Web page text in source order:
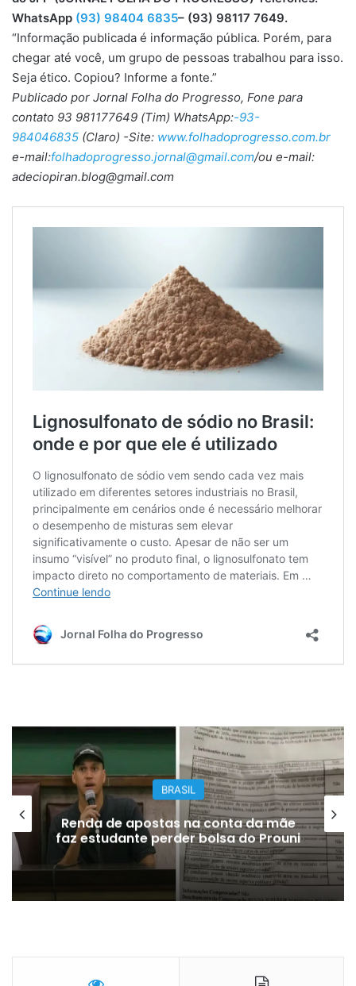
WhatsApp (93) 98404 6835– (93) 98117 7649.
“Informação publicada é informação pública. Porém, para
chegar até você, um grupo de pessoas trabalhou para isso.
Seja ético. Copiou? Informe a fonte.”
Publicado por Jornal Folha do Progresso, Fone para
contato 93 981177649 (Tim) WhatsApp:-93-
984046835 (Claro) -Site: www.folhadoprogresso.com.br
e-mail:folhadoprogresso.jornal@gmail.com/ou e-mail:
adeciopiran.blog@gmail.com
BRASIL
Renda de apostas na conta da mãe
faz estudante perder bolsa do Prouni